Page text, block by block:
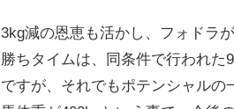
3kg減の恩恵も活かし、フォドラ
勝ちタイムは、同条件で行われた
ですが、それでもポテンシャルの